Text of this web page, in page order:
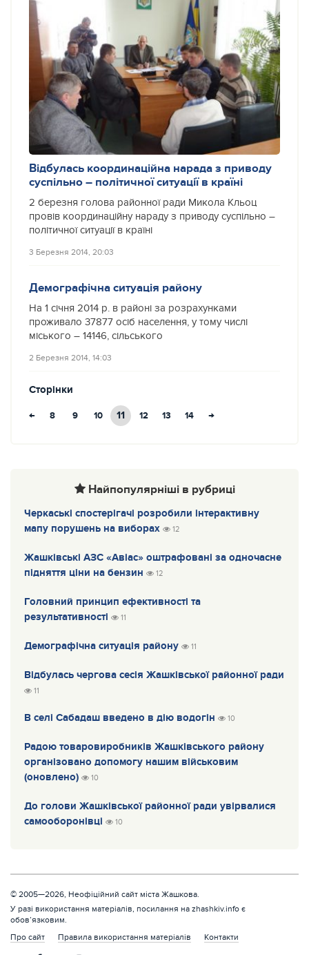
Відбулась координаційна нарада з приводу
суспільно – політичної ситуації в країні
2 березня голова районної ради Микола Кльоц
провів координаційну нараду з приводу суспільно –
політичної ситуації в країні
3 Березня 2014, 20:03
Демографічна ситуація району
На 1 січня 2014 р. в районі за розрахунками
проживало 37877 осіб населення, у тому числі
міського – 14146, сільського
2 Березня 2014, 14:03
Сторінки
← 8 9 10 11 12 13 14 →
Найпопулярніші в рубриці
Черкаські спостерігачі розробили інтерактивну
мапу порушень на виборах
12
Жашківські АЗС «Авіас» оштрафовані за одночасне
підняття ціни на бензин
12
Головний принцип ефективності та
результативності
11
Демографічна ситуація району 11
Відбулась чергова сесія Жашківської районної ради
11
В селі Сабадаш введено в дію водогін 10
Радою товаровиробників Жашківського району
організовано допомогу нашим військовим
(оновлено)
10
До голови Жашківської районної ради увірвалися
самооборонівці
10
© 2005—2026, Неофіційний сайт міста Жашкова.
У разі використання матеріалів, посилання на zhashkiv.info є
обов’язковим.
Про сайт
Правила використання матеріалів Контакти